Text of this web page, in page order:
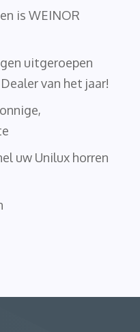
is WEINOR
uitgeroepen
van het jaar!
uw Unilux horren